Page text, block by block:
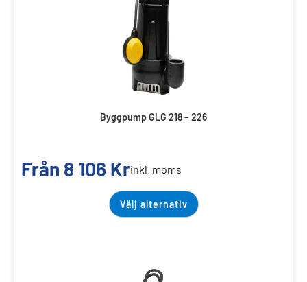
Byggpump GLG 218 – 226
Från 8 106 Krinkl. moms
Välj alternativ